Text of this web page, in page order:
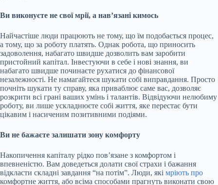
Ви виконуєте не свої мрії, а нав’язані кимось
Найчастіше люди працюють не тому, що їм подобається процес,
а тому, що за роботу платять. Однак робота, що приносить
задоволення, набагато швидше дозволить вам заробити
пристойний капітал. Інвестуючи в себе і нові знання, ви
набагато швидше починаєте рухатися до фінансової
незалежності. Не намагайтеся шукати собі виправдання. Просто
почніть шукати ту справу, яка приваблює саме вас, дозволяє
розкрити всі грані ваших умінь і талантів. Відвідуючи нелюбиму
роботу, ви лише ускладнюєте собі життя, яке перестає бути
цікавим і насиченим позитивними подіями.
Ви не бажаєте залишати зону комфорту
Накопичення капіталу рідко пов’язане з комфортом і
впевненістю. Вам доведеться долати свої страхи і бажання
відкласти складні завдання “на потім”. Люди, які мріють про
комфортне життя, або всіма способами прагнуть виконати свою